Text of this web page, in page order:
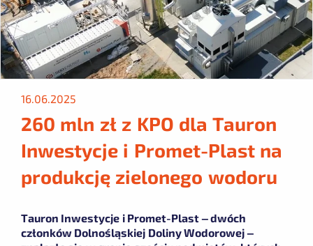
16.06.2025
260 mln zł z KPO dla Tauron
Inwestycje i Promet-Plast na
produkcję zielonego wodoru
Tauron Inwestycje i Promet-Plast – dwóch
członków Dolnośląskiej Doliny Wodorowej –